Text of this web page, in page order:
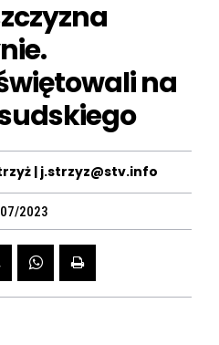
na
| j.strzyz@stv.info
2023